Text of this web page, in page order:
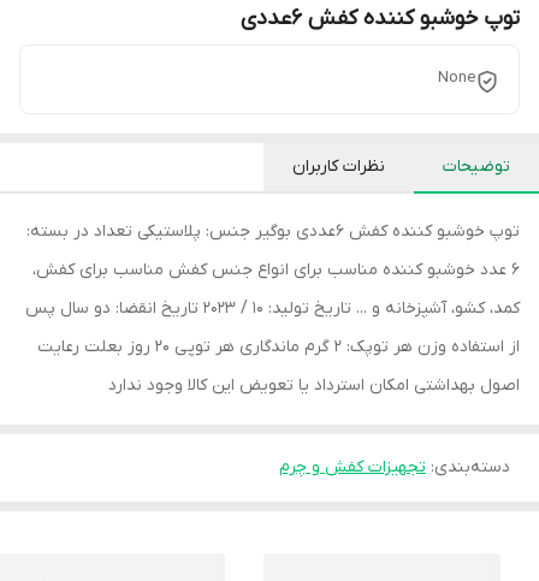
توپ خوشبو کننده کفش 6عددی
None
توضیحات نظرات کاربران
توپ خوشبو کننده کفش 6عددی بوگیر جنس: پلاستیکی تعداد در بسته:
6 عدد خوشبو کننده مناسب برای انواع جنس کفش مناسب برای کفش،
کمد، کشو، آشپزخانه و ... تاریخ تولید: 10 / 2023 تاریخ انقضا: دو سال پس
از استفاده وزن هر توپک: 2 گرم ماندگاری هر توپی 20 روز بعلت رعایت
اصول بهداشتی امکان استرداد یا تعویض این کالا وجود ندارد
دسته‌بندی: تجهیزات کفش و چرم